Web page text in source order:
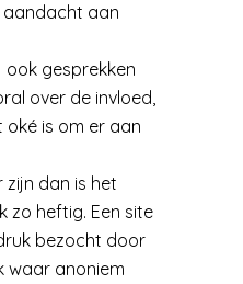
aandacht aan
ook gesprekken
over de invloed,
is om er aan
zijn dan is het
zo heftig. Een site
bezocht door
waar anoniem